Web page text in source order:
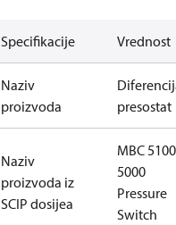
Specifikacije Vrednost
Naziv
proizvoda
presostat
Naziv
proizvoda iz
SCIP dosijea
MBC 5100
5000
Pressure
Switch